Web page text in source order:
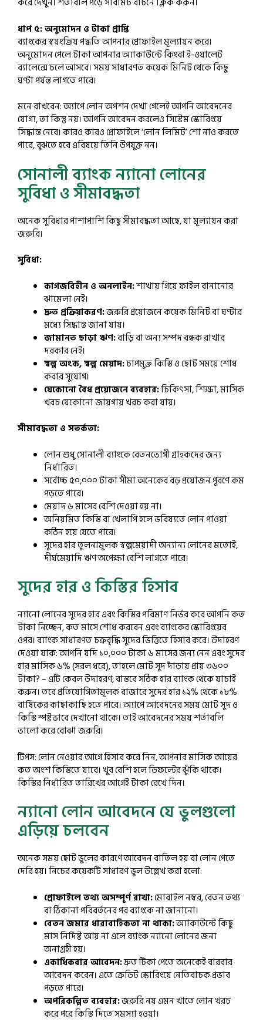
ধাপ ৫: অনুমোদন ও টাকা প্রাপ্তি
ব্যাংকের স্বয়ংক্রিয় পদ্ধতি আপনার প্রোফাইল মূল্যায়ন করে।
অনুমোদন পেলে টাকা আপনার অ্যাকাউন্টে কিংবা ই-ওয়ালেট
ব্যালেন্সে চলে আসবে। সময় সাধারণত কয়েক মিনিট থেকে কিছু
ঘণ্টা পর্যন্ত লাগতে পারে।
মনে রাখবেন: অ্যাপে লোন অপশন দেখা গেলেই আপনি আবেদনের
যোগ্য, তা কিন্তু নয়। আপনি আবেদন করলেও সিস্টেম স্কোরিংয়ে
সিদ্ধান্ত নেবে। কারও কারও প্রোফাইলে ‘লোন লিমিট’ শো নাও করতে
পারে, বুঝতে হবে এবিষয়ে তিনি উপযুক্ত নন।
সোনালী ব্যাংক ন্যানো লোনের
সুবিধা ও সীমাবদ্ধতা
অনেক সুবিধার পাশাপাশি কিছু সীমাবদ্ধতা আছে, যা মূল্যায়ন করা
জরুরি।
সুবিধা:
কাগজবিহীন ও অনলাইন:শাখায় গিয়ে ফাইল বানানোর
ঝামেলা নেই।
দ্রুত প্রক্রিয়াকরণ:জরুরি প্রয়োজনে কয়েক মিনিট বা ঘণ্টার
মধ্যে সিদ্ধান্ত জানা যায়।
জামানত ছাড়া ঋণ:বাড়ি বা অন্য সম্পদ বন্ধক রাখার
দরকার নেই।
স্বল্প অংক, স্বল্প মেয়াদ:চাপমুক্ত কিস্তি ও ছোট সময়ে শোধ
করার সুযোগ।
যেকোনো বৈধ প্রয়োজনে ব্যবহার:চিকিৎসা, শিক্ষা, মাসিক
খরচ যেকোনো জায়গায় খরচ করা যায়।
সীমাবদ্ধতা ও সতর্কতা:
লোন শুধু সোনালী ব্যাংকে বেতনভোগী গ্রাহকদের জন্য
নির্ধারিত।
সর্বোচ্চ ৫০,০০০ টাকা সীমা অনেকের বড় প্রয়োজন পূরণে কম
পড়তে পারে।
মেয়াদ ৬ মাসের বেশি দেওয়া হয় না।
অনিয়মিত কিস্তি বা খেলাপি হলে ভবিষ্যতে লোন পাওয়া
কঠিন হয়ে যেতে পারে।
সুদের হার তুলনামূলক স্বল্পমেয়াদী অন্যান্য লোনের মতোই,
দীর্ঘমেয়াদি ঋণ অপেক্ষা বেশি লাগতে পারে।
সুদের হার ও কিস্তির হিসাব
ন্যানো লোনের সুদের হার এবং কিস্তির পরিমাণ নির্ভর করে আপনি কত
টাকা নিচ্ছেন, কত মাসে শোধ করবেন এবং ব্যাংকের স্কোরিংয়ের
ওপর। ব্যাংক সাধারণত চক্রবৃদ্ধি সুদের ভিত্তিতে হিসাব করে। উদাহরণ
দেওয়া যাক: আপনি যদি ১০,০০০ টাকা ৬ মাসের জন্য নেন এবং সুদের
হার মাসিক ৬% (সরল ধরে), তাহলে মোট সুদ দাঁড়ায় প্রায় ৩৬০০
টাকা? – এটি কেবল উদাহরণ, বাস্তবে সঠিক হার ব্যাংক থেকে যাচাই
করুন। তবে প্রতিযোগিতামূলক বাজারে সুদের হার ১২% থেকে ১৮%
বার্ষিকের কাছাকাছি হতে পারে। অ্যাপে আবেদনের সময় মোট সুদ ও
কিস্তি স্পষ্টভাবে দেখানো থাকে। তাই আবেদনের সময় শর্তাবলি
ভালো করে বোঝা জরুরি।
টিপস: লোন নেওয়ার আগে হিসাব করে নিন, আপনার মাসিক আয়ের
কত অংশ কিস্তিতে যাবে। খুব বেশি হলে ডিফল্টের ঝুঁকি থাকে।
কিস্তির নির্ধারিত তারিখের আগেই টাকা রেখে দিন।
ন্যানো লোন আবেদনে যে ভুলগুলো
এড়িয়ে চলবেন
অনেক সময় ছোট ভুলের কারণে আবেদন বাতিল হয় বা লোন পেতে
দেরি হয়। নিচের কয়েকটি সাধারণ ভুল উল্লেখ করা হলো:
প্রোফাইলে তথ্য অসম্পূর্ণ রাখা:মোবাইল নম্বর, বেতন তথ্য
বা ঠিকানা পরিবর্তনের পর ব্যাংকে না জানানো।
বেতন জমার ধারাবাহিকতা না থাকা:অ্যাকাউন্টে কিছু
মাস নির্দিষ্ট আয় না এলে ব্যাংক ন্যানো লোনের জন্য
অনাগ্রহী হয়।
একাধিকবার আবেদন:দ্রুত টিকা পেতে অনেকেই বারবার
আবেদন করেন। এতে ক্রেডিট স্কোরিংয়ে নেতিবাচক প্রভাব
পড়তে পারে।
অপরিকল্পিত ব্যবহার:জরুরি নয় এমন খাতে লোন খরচ
করে পরে কিস্তি দিতে সমস্যা হওয়া।